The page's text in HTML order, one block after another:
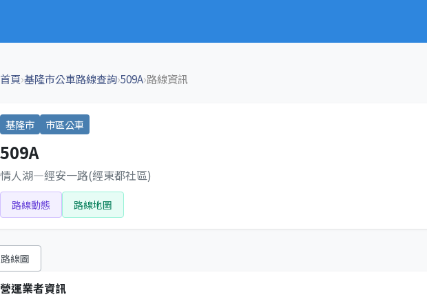
首頁›基隆市公車路線查詢›509A›路線資訊
基隆市 市區公車
509A
情人湖—經安一路(經東都社區)
路線動態 路線地圖
路線圖
營運業者資訊